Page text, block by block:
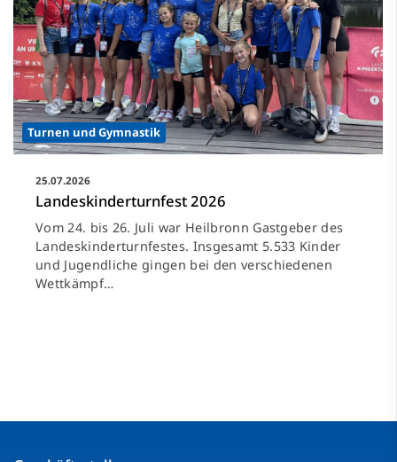
Turnen und Gymnastik
25.07.2026
Landeskinderturnfest 2026
Vom 24. bis 26. Juli war Heilbronn Gastgeber des
Landeskinderturnfestes. Insgesamt 5.533 Kinder
und Jugendliche gingen bei den verschiedenen
Wettkämpf…